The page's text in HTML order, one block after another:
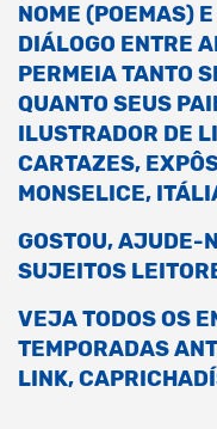
NOME (POEMAS)
DIÁLOGO ENTRE
PERMEIA TANTO
QUANTO SEUS
ILUSTRADOR DE
CARTAZES,
MONSELICE,
GOSTOU, AJUDE-
SUJEITOS
VEJA TODOS OS
TEMPORADAS
LINK,